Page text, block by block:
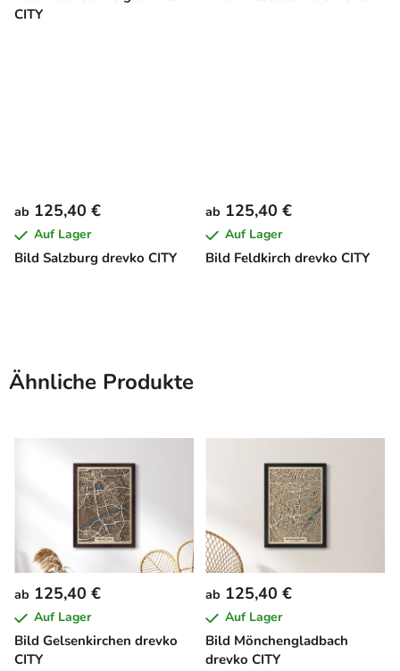
CITY
Bild Salzburg drevko CITY
ab 125,40 €
Auf Lager
Bild Feldkirch drevko CITY
ab 125,40 €
Auf Lager
Ähnliche Produkte
Bild Gelsenkirchen drevko
CITY
ab 125,40 €
Auf Lager
Bild Mönchengladbach
drevko CITY
ab 125,40 €
Auf Lager